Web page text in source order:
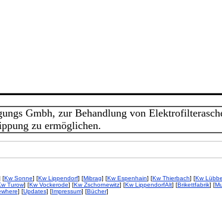
Gmbh, zur Behandlung von
zu ermöglichen.
[Kw Sonne] [Kw Lippendorf] [Mibrag] [Kw Espenhain] [Kw Thierbach] [Kw
Turow] [Kw Vockerode] [Kw Zschornewitz] [Kw LippendorfAlt] [Brikettfabrik] [
] [Updates] [Impressum] [Bücher]